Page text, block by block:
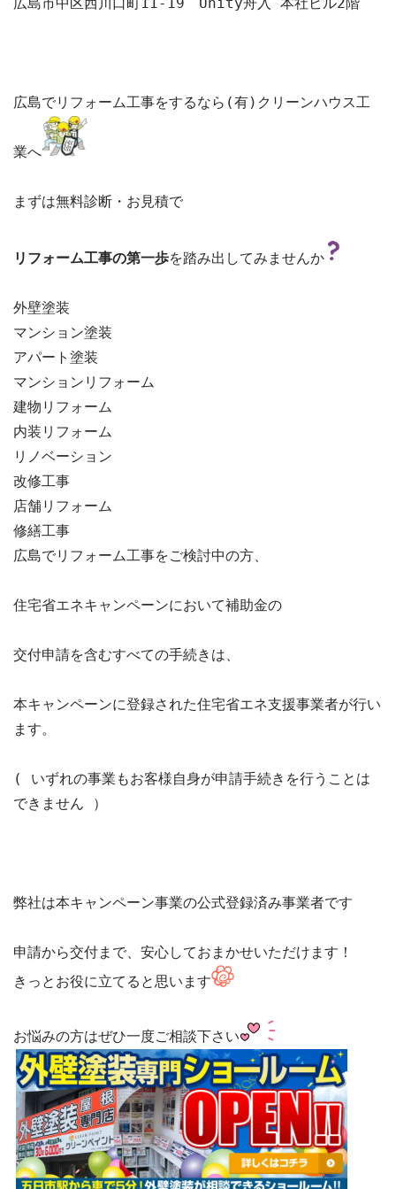
広島でリフォーム工事をするなら(有)クリーンハウス工
業へ
まずは無料診断・お見積で
リフォーム工事の第一歩を踏み出してみませんか
外壁塗装
マンション塗装
アパート塗装
マンションリフォーム
建物リフォーム
内装リフォーム
リノベーション
改修工事
店舗リフォーム
修繕工事
広島でリフォーム工事をご検討中の方、
住宅省エネキャンペーンにおいて補助金の
交付申請を含むすべての手続きは、
本キャンペーンに登録された住宅省エネ支援事業者が行い
ます。
( いずれの事業もお客様自身が申請手続きを行うことは
できません ）
弊社は本キャンペーン事業の公式登録済み事業者です
申請から交付まで、安心しておまかせいただけます！
きっとお役に立てると思います
お悩みの方はぜひ一度ご相談下さい